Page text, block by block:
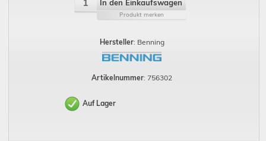
In den Einkaufswagen
Produkt merken
Hersteller: Benning
Artikelnummer: 756302
Auf Lager